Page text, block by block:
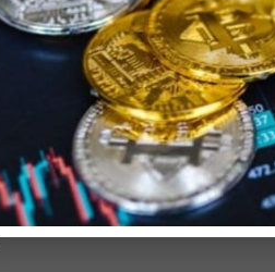
watch?v=7rcABW-DqU0
e apre un nuovo
ed entra dalla porta
è di 4.444 milioni di euro.
tra le economie locali e i
esteso a tutti i mercati